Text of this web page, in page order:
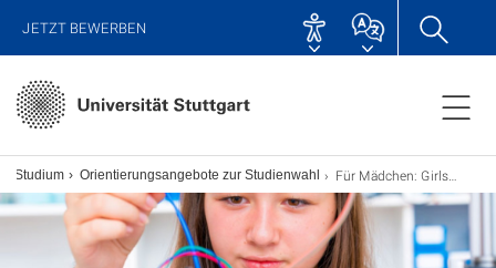
JETZT BEWERBEN
Studium Orientierungsangebote zur Studienwahl Für Mädchen: Girls' Day